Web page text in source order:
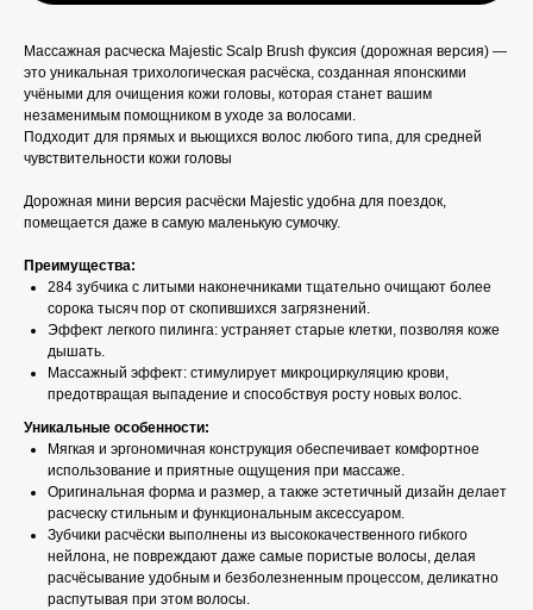
Массажная расческа Majestic Scalp Brush фуксия (дорожная версия) —
это уникальная трихологическая расчёска, созданная японскими
учёными для очищения кожи головы, которая станет вашим
незаменимым помощником в уходе за волосами.
Подходит для прямых и вьющихся волос любого типа, для средней
чувствительности кожи головы
Дорожная мини версия расчёски Majestic удобна для поездок,
помещается даже в самую маленькую сумочку.
Преимущества:
284 зубчика с литыми наконечниками тщательно очищают более
сорока тысяч пор от скопившихся загрязнений.
Эффект легкого пилинга: устраняет старые клетки, позволяя коже
дышать.
Массажный эффект: стимулирует микроциркуляцию крови,
предотвращая выпадение и способствуя росту новых волос.
Уникальные особенности:
Мягкая и эргономичная конструкция обеспечивает комфортное
использование и приятные ощущения при массаже.
Оригинальная форма и размер, а также эстетичный дизайн делает
расческу стильным и функциональным аксессуаром.
Зубчики расчёски выполнены из высококачественного гибкого
нейлона, не повреждают даже самые пористые волосы, делая
расчёсывание удобным и безболезненным процессом, деликатно
распутывая при этом волосы.